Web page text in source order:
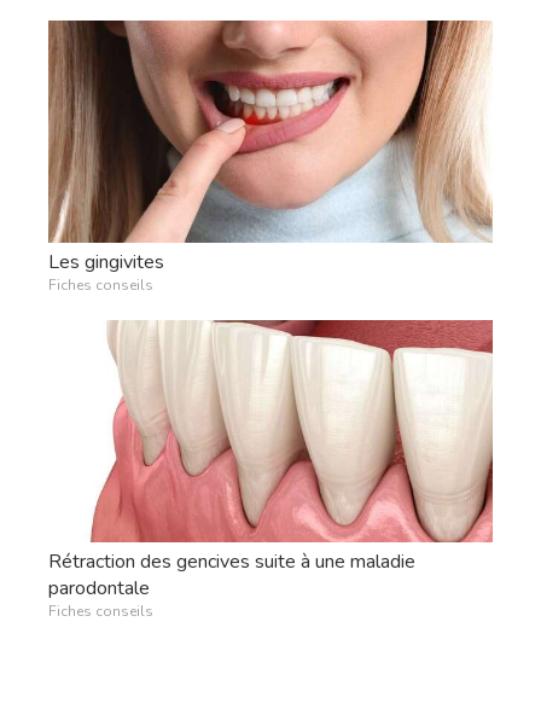
Les gingivites
Fiches conseils
Rétraction des gencives suite à une maladie
parodontale
Fiches conseils